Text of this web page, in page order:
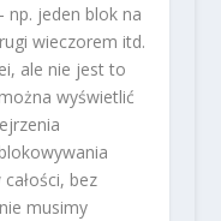
jeden blok na
wieczorem itd.
ale nie jest to
wyświetlić
bez
musimy